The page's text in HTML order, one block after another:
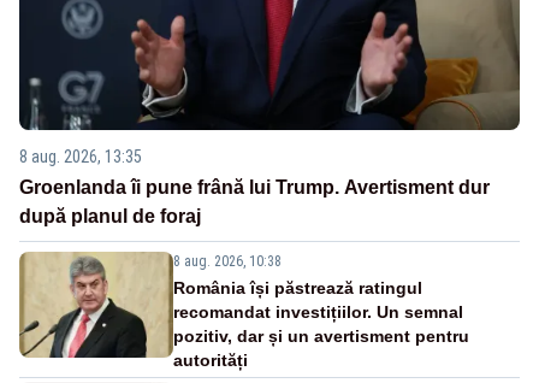
8 aug. 2026, 13:35
Groenlanda îi pune frână lui Trump. Avertisment dur
după planul de foraj
8 aug. 2026, 10:38
România își păstrează ratingul
recomandat investițiilor. Un semnal
pozitiv, dar și un avertisment pentru
autorități